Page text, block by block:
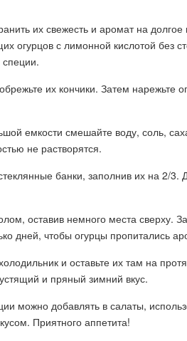
их свежесть и аромат на
огурцов с лимонной кислотой без
специи.
их кончики. Затем нарежьте
емкости смешайте воду, соль,
не растворятся.
банки, заполнив их на 2/3.
оставив немного места сверху.
дней, чтобы огурцы пропитались
и оставьте их там на
и пряный зимний вкус.
можно добавлять в салаты,
Приятного аппетита!